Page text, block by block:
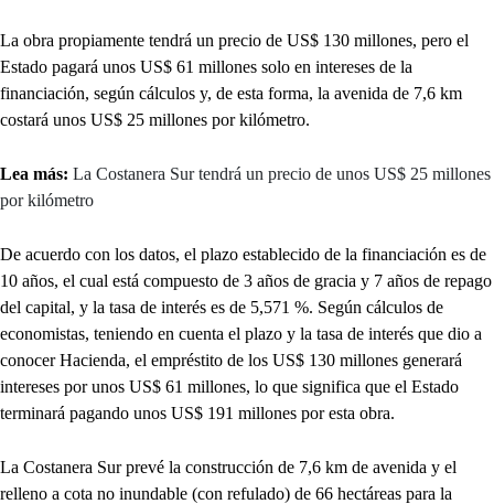
La obra propiamente tendrá un precio de US$ 130 millones, pero el
Estado pagará unos US$ 61 millones solo en intereses de la
financiación, según cálculos y, de esta forma, la avenida de 7,6 km
costará unos US$ 25 millones por kilómetro.
Lea más: La Costanera Sur tendrá un precio de unos US$ 25 millones
por kilómetro
De acuerdo con los datos, el plazo establecido de la financiación es de
10 años, el cual está compuesto de 3 años de gracia y 7 años de repago
del capital, y la tasa de interés es de 5,571 %. Según cálculos de
economistas, teniendo en cuenta el plazo y la tasa de interés que dio a
conocer Hacienda, el empréstito de los US$ 130 millones generará
intereses por unos US$ 61 millones, lo que significa que el Estado
terminará pagando unos US$ 191 millones por esta obra.
La Costanera Sur prevé la construcción de 7,6 km de avenida y el
relleno a cota no inundable (con refulado) de 66 hectáreas para la